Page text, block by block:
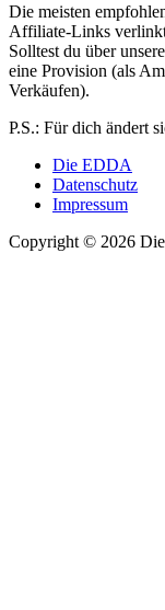
Die meisten
Affiliate-Links
Solltest du über
eine Provision (als
Verkäufen).
P.S.: Für dich ändert
Die EDDA
Datenschutz
Impressum
Copyright © 2026